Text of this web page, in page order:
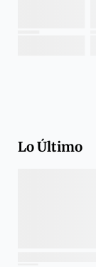
Lo Último